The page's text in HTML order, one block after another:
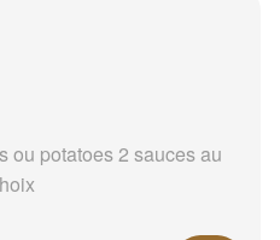
ou potatoes 2 sauces au